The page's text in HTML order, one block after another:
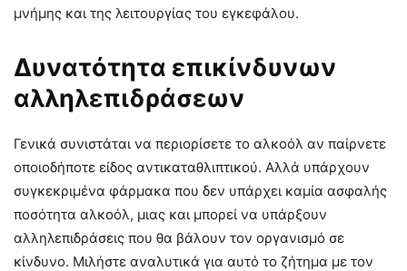
μνήμης και της λειτουργίας του εγκεφάλου.
Δυνατότητα επικίνδυνων
αλληλεπιδράσεων
Γενικά συνιστάται να περιορίσετε το αλκοόλ αν παίρνετε
οποιοδήποτε είδος αντικαταθλιπτικού. Αλλά υπάρχουν
συγκεκριμένα φάρμακα που δεν υπάρχει καμία ασφαλής
ποσότητα αλκοόλ, μιας και μπορεί να υπάρξουν
αλληλεπιδράσεις που θα βάλουν τον οργανισμό σε
κίνδυνο. Μιλήστε αναλυτικά για αυτό το ζήτημα με τον